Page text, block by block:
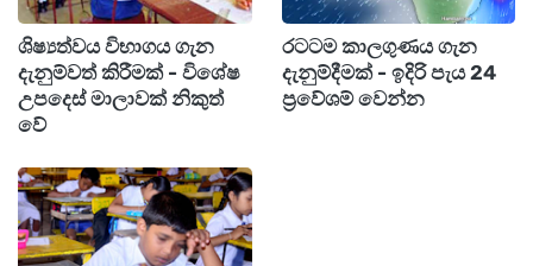
ප්‍රදේශයේ පදිංචි පුද්ගලයෙකු වන අතර, ඔහු සංචාරක
ප්‍රවාහන කුළී ගමන් රියදුරෙක් ලෙස කටයුතු කර
තිබේ.
රත්මලාන ගොලුමඩම හංදිය අසලදී ගල්කිස්ස
පොලිස් නිලධාරීන් විසින් හඹාගොස් වෙඩිතබා නතර
කිරීමට පියවර ගත්තේය.
ශිෂ්‍යත්වය විභාගය ගැන
දැනුම්වත් කිරීමක් - විශේෂ
උපදෙස් මාලාවක් නිකුත්
වේ
රටටම කාලගුණය ගැන
දැනුම්දීමක් - ඉදිරි පැය 24
ප්‍රවේශම් වෙන්න